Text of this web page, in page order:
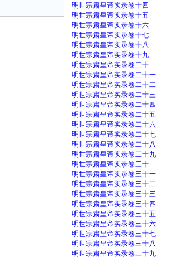
明世宗肃皇帝实录卷十四
明世宗肃皇帝实录卷十五
明世宗肃皇帝实录卷十六
明世宗肃皇帝实录卷十七
明世宗肃皇帝实录卷十八
明世宗肃皇帝实录卷十九
明世宗肃皇帝实录卷二十
明世宗肃皇帝实录卷二十一
明世宗肃皇帝实录卷二十二
明世宗肃皇帝实录卷二十三
明世宗肃皇帝实录卷二十四
明世宗肃皇帝实录卷二十五
明世宗肃皇帝实录卷二十六
明世宗肃皇帝实录卷二十七
明世宗肃皇帝实录卷二十八
明世宗肃皇帝实录卷二十九
明世宗肃皇帝实录卷三十
明世宗肃皇帝实录卷三十一
明世宗肃皇帝实录卷三十二
明世宗肃皇帝实录卷三十三
明世宗肃皇帝实录卷三十四
明世宗肃皇帝实录卷三十五
明世宗肃皇帝实录卷三十六
明世宗肃皇帝实录卷三十七
明世宗肃皇帝实录卷三十八
明世宗肃皇帝实录卷三十九